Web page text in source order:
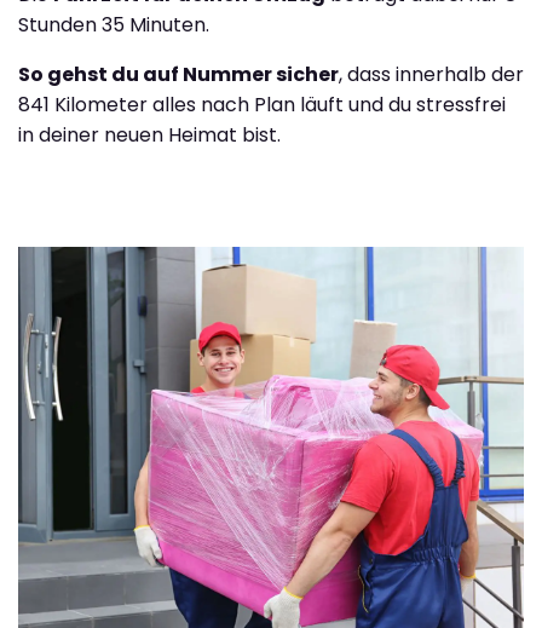
Stunden 35 Minuten.
So gehst du auf Nummer sicher, dass innerhalb der
841 Kilometer alles nach Plan läuft und du stressfrei
in deiner neuen Heimat bist.